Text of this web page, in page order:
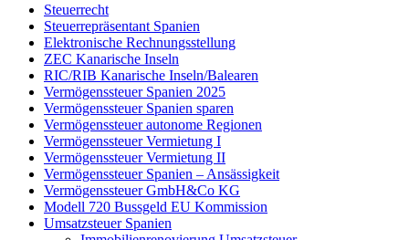
Steuerrecht
Steuerrepräsentant Spanien
Elektronische Rechnungsstellung
ZEC Kanarische Inseln
RIC/RIB Kanarische Inseln/Balearen
Vermögenssteuer Spanien 2025
Vermögenssteuer Spanien sparen
Vermögenssteuer autonome Regionen
Vermögenssteuer Vermietung I
Vermögenssteuer Vermietung II
Vermögenssteuer Spanien – Ansässigkeit
Vermögenssteuer GmbH&Co KG
Modell 720 Bussgeld EU Kommission
Umsatzsteuer Spanien